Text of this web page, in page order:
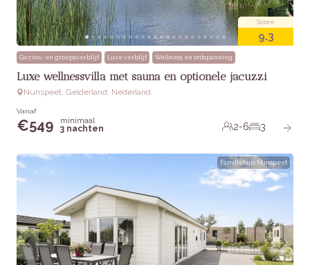
Score
9.3
Gezins- en groepsverblijf Luxe verblijf Wellness en ontspanning
Luxe wellnessvilla met sauna en optionele jacuzzi
Nunspeet, Gelderland, Nederland
Vanaf
€549
minimaal
3 nachten
2-6 3
Familiehuis Nunspeet